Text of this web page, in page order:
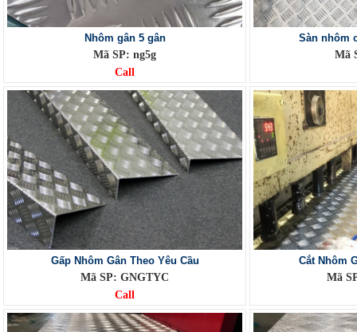
Nhôm gân 5 gân
Mã SP: ng5g
Call
Sàn nhôm
Mã
Gấp Nhôm Gân Theo Yêu Cầu
Mã SP: GNGTYC
Call
Cắt Nhôm
Mã